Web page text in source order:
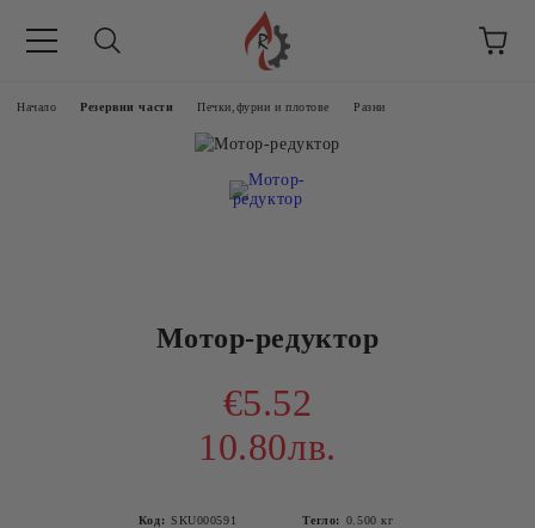
Начало Резервни части Печки,фурни и плотове Разни
Мотор-редуктор
€5.52
10.80лв.
Код: SKU000591 Тегло: 0.500 кг